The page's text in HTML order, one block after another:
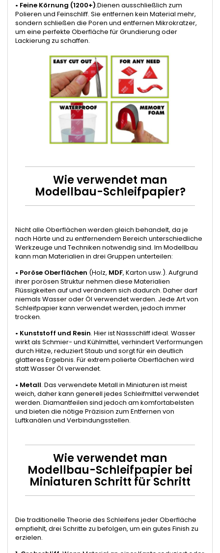
• Feine Körnung (1200+).Dienen ausschließlich zum
Polieren und Feinschliff. Sie entfernen kein Material mehr,
sondern schließen die Poren und entfernen Mikrokratzer,
um eine perfekte Oberfläche für Grundierung oder
Lackierung zu schaffen.
Wie verwendet man
Modellbau-Schleifpapier?
Nicht alle Oberflächen werden gleich behandelt, da je
nach Härte und zu entfernendem Bereich unterschiedliche
Werkzeuge und Techniken notwendig sind. Im Modellbau
kann man Materialien in drei Gruppen unterteilen:
• Poröse Oberflächen (Holz, MDF, Karton usw.). Aufgrund
ihrer porösen Struktur nehmen diese Materialien
Flüssigkeiten auf und verändern sich dadurch. Daher darf
niemals Wasser oder Öl verwendet werden. Jede Art von
Schleifpapier kann verwendet werden, jedoch immer
trocken.
• Kunststoff und Resin. Hier ist Nassschliff ideal. Wasser
wirkt als Schmier- und Kühlmittel, verhindert Verformungen
durch Hitze, reduziert Staub und sorgt für ein deutlich
glatteres Ergebnis. Für extrem polierte Oberflächen wird
statt Wasser Öl verwendet.
• Metall. Das verwendete Metall in Miniaturen ist meist
weich, daher kann generell jedes Schleifmittel verwendet
werden. Diamantfeilen sind jedoch am komfortabelsten
und bieten die nötige Präzision zum Entfernen von
Luftkanälen und Verbindungsstellen.
Wie verwendet man
Modellbau-Schleifpapier bei
Miniaturen Schritt für Schritt
Die traditionelle Theorie des Schleifens jeder Oberfläche
empfiehlt, drei Schritte zu befolgen, um ein gutes Finish zu
erzielen.